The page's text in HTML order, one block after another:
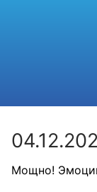
Мощно!